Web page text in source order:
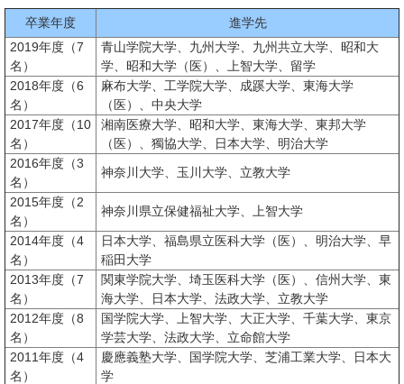
卒業年度
進学先
2019年度（7
名）
青山学院大学、九州大学、九州共立大学、昭和大
学、昭和大学（医）、上智大学、留学
2018年度（6
名）
麻布大学、工学院大学、成蹊大学、東海大学
（医）、中央大学
2017年度（10
名）
湘南医療大学、昭和大学、東海大学、東邦大学
（医）、獨協大学、日本大学、明治大学
2016年度（3
名）
神奈川大学、玉川大学、立教大学
2015年度（2
名）
神奈川県立保健福祉大学、上智大学
2014年度（4
名）
日本大学、福島県立医科大学（医）、明治大学、早
稲田大学
2013年度（7
名）
関東学院大学、埼玉医科大学（医）、信州大学、東
海大学、日本大学、法政大学、立教大学
2012年度（8
名）
国学院大学、上智大学、大正大学、千葉大学、東京
学芸大学、法政大学、立命館大学
2011年度（4
名）
慶應義塾大学、国学院大学、芝浦工業大学、日本大
学